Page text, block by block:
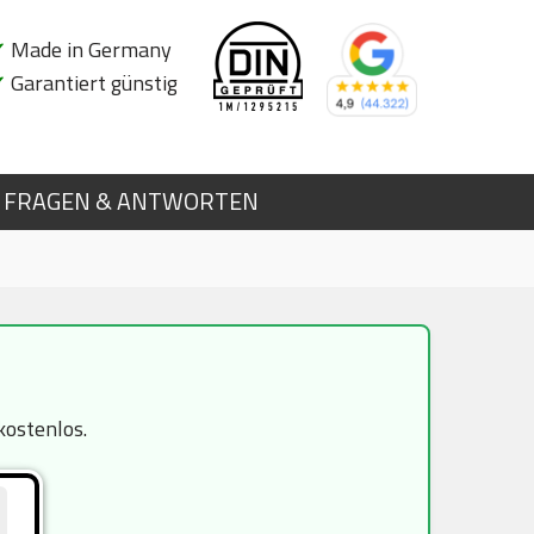
Made in Germany
Garantiert günstig
FRAGEN & ANTWORTEN